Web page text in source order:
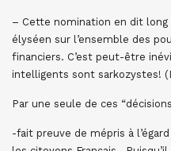
– Cette nomination en dit
élyséen sur l’ensemble des
financiers. C’est peut-être
intelligents sont sarkozystes!
Par une seule de ces
-fait preuve de mépris à